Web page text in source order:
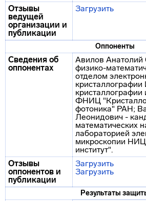
Отзывы
ведущей
организации и
публикации
Загрузить
Оппоненты
Сведения об
оппонентах
Авилов Анатолий
физико-
отделом
кристаллографии
ФНИЦ
фотоника" РАН;
Леонидович -
математических
лабораторией
микроскопии НИЦ
институт".
Отзывы
оппонентов и
публикации
Загрузить
Загрузить
Результаты